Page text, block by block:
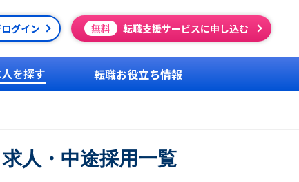
グイン 無料 転職支援サービスに申し込む
を探す 転職お役立ち情報
人・中途採用一覧